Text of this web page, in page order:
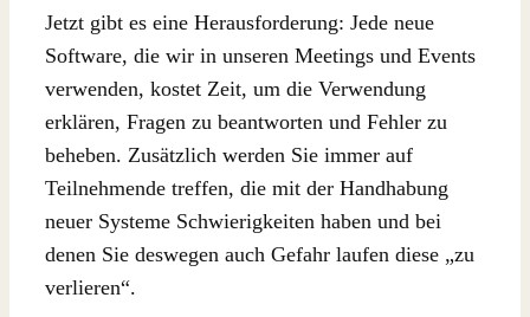
Jetzt gibt es eine Herausforderung: Jede neue
Software, die wir in unseren Meetings und Events
verwenden, kostet Zeit, um die Verwendung
erklären, Fragen zu beantworten und Fehler zu
beheben. Zusätzlich werden Sie immer auf
Teilnehmende treffen, die mit der Handhabung
neuer Systeme Schwierigkeiten haben und bei
denen Sie deswegen auch Gefahr laufen diese „zu
verlieren“.